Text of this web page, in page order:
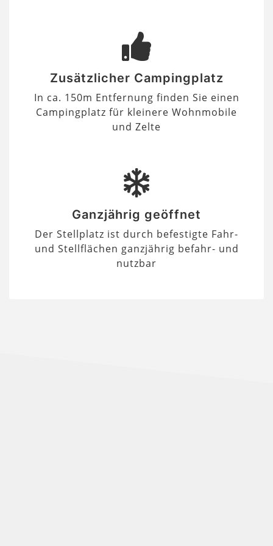
Zusätzlicher Campingplatz
In ca. 150m Entfernung finden Sie einen
Campingplatz für kleinere Wohnmobile
und Zelte
Ganzjährig geöffnet
Der Stellplatz ist durch befestigte Fahr-
und Stellflächen ganzjährig befahr- und
nutzbar